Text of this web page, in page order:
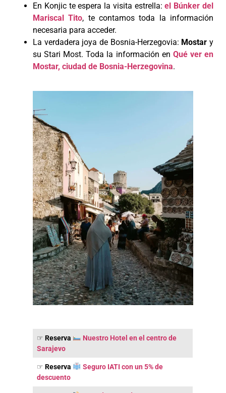
En Konjic te espera la visita estrella:el Búnker del
Mariscal Tito, te contamos toda la información
necesaria para acceder.
La verdadera joya de Bosnia-Herzegovia: Mostar y
su Stari Most. Toda la información en Qué ver en
Mostar, ciudad de Bosnia-Herzegovina.
☞Reserva
Nuestro Hotel en el centro de
Sarajevo
☞Reserva
Seguro IATI con un 5% de
descuento